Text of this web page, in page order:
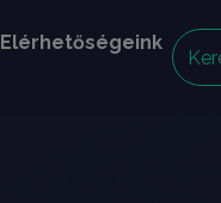
Elérhetőségeink